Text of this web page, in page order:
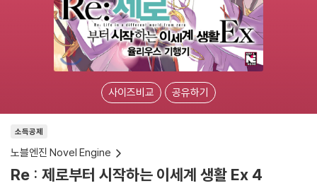
사이즈비교 공유하기
소득공제
노블엔진 Novel Engine
Re : 제로부터 시작하는 이세계 생활 Ex 4